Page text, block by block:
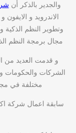
والجدير بالذكر أن
الاندرويد و
وتطوير النظم
مجال برمجة النظم
و قدمت العديد من
مختلفة في